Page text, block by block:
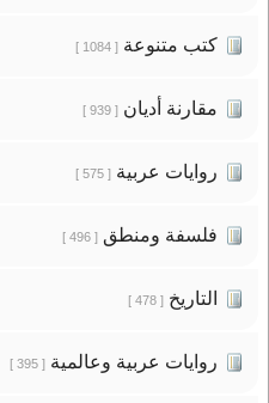
كتب متنوعة[ 1084 ]
مقارنة أديان[ 939 ]
روايات عربية[ 575 ]
فلسفة ومنطق[ 496 ]
التاريخ[ 478 ]
روايات عربية وعالمية[ 395 ]